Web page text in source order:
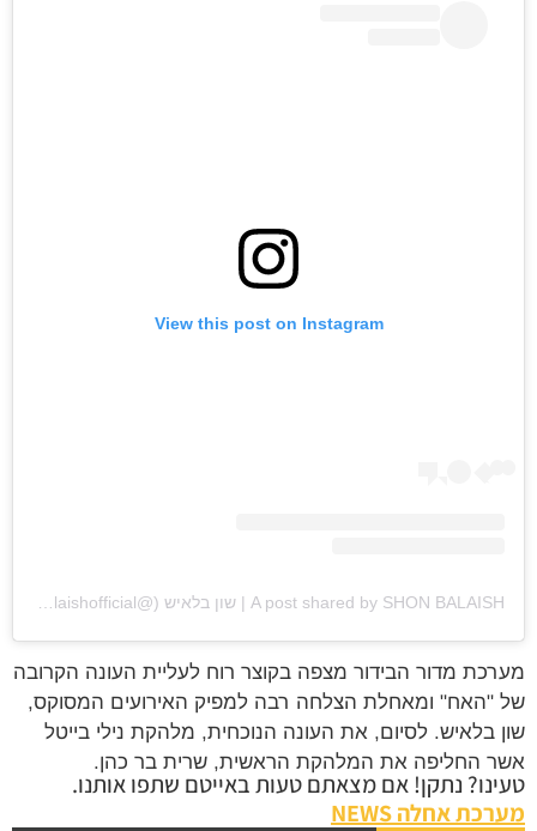
View this post on Instagram
מערכת מדור הבידור מצפה בקוצר רוח לעליית העונה הקרובה
של "האח" ומאחלת הצלחה רבה למפיק האירועים המסוקס,
שון בלאיש. לסיום, את העונה הנוכחית, מלהקת נילי בייטל
אשר החליפה את המלהקת הראשית, שרית בר כהן.
טעינו? נתקן! אם מצאתם טעות באייטם שתפו אותנו.
מערכת אחלה NEWS